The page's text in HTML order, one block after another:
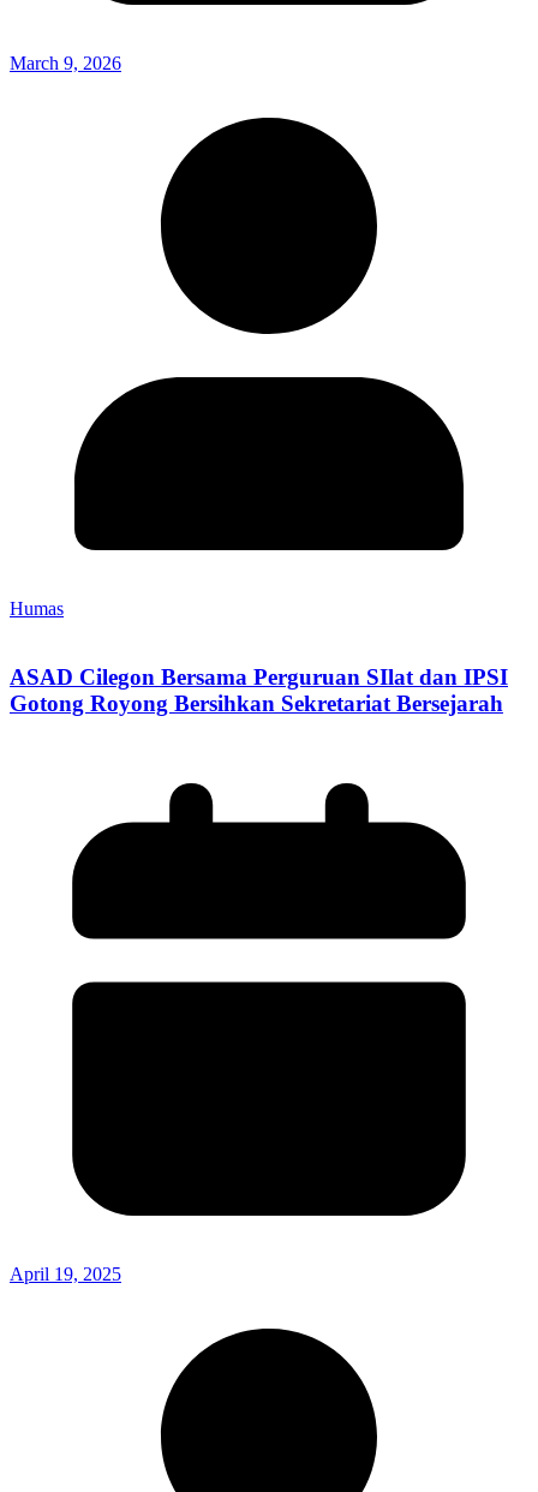
March 9, 2026
Humas
ASAD Cilegon Bersama Perguruan SIlat dan IPSI
Gotong Royong Bersihkan Sekretariat Bersejarah
April 19, 2025